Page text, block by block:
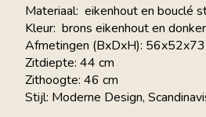
Materiaal: eikenhout en bouclé
Kleur: brons eikenhout en
Afmetingen (BxDxH): 56x52x73
Zitdiepte: 44 cm
Zithoogte: 46 cm
Stijl: Moderne Design,